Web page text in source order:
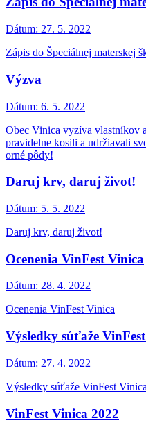
Dátum: 27. 5. 2022
Zápis do Špeciálnej materskej
Výzva
Dátum: 6. 5. 2022
Obec Vinica vyzíva vlastníkov
pravidelne kosili a udržiavali
orné pôdy!
Daruj krv, daruj život!
Dátum: 5. 5. 2022
Daruj krv, daruj život!
Ocenenia VinFest Vinica
Dátum: 28. 4. 2022
Ocenenia VinFest Vinica
Výsledky súťaže
Dátum: 27. 4. 2022
Výsledky súťaže VinFest
VinFest Vinica 2022